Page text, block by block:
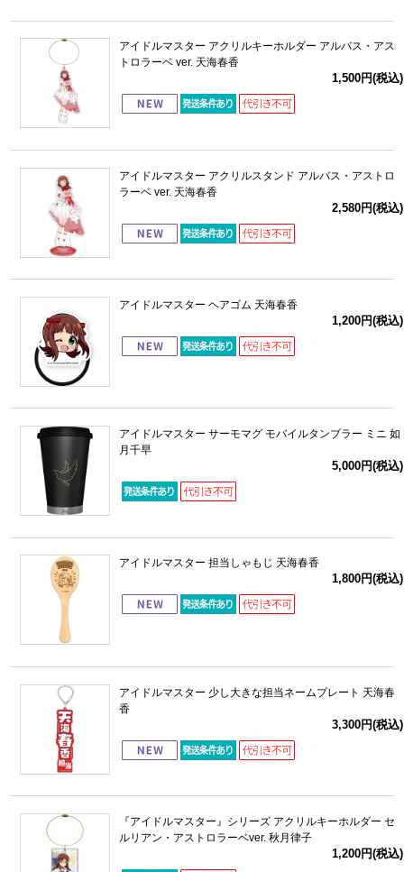
アイドルマスター アクリルキーホルダー アルバス・アス
トロラーベ ver. 天海春香
1,500円(税込)
アイドルマスター アクリルスタンド アルバス・アストロ
ラーベ ver. 天海春香
2,580円(税込)
アイドルマスター ヘアゴム 天海春香
1,200円(税込)
アイドルマスター サーモマグ モバイルタンブラー ミニ 如
月千早
5,000円(税込)
アイドルマスター 担当しゃもじ 天海春香
1,800円(税込)
アイドルマスター 少し大きな担当ネームプレート 天海春
香
3,300円(税込)
『アイドルマスター』シリーズ アクリルキーホルダー セ
ルリアン・アストロラーベver. 秋月律子
1,200円(税込)